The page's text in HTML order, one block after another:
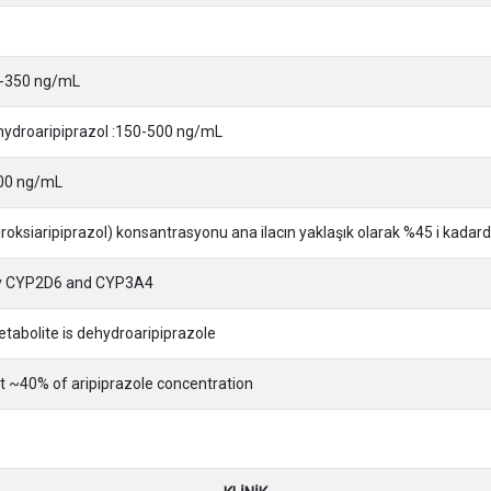
350 ng/mL
:150-500 ng/mL
ng/mL
konsantrasyonu ana ilacın yaklaşık olarak %45 i
and CYP3A4
is dehydroaripiprazole
~40% of aripiprazole concentration